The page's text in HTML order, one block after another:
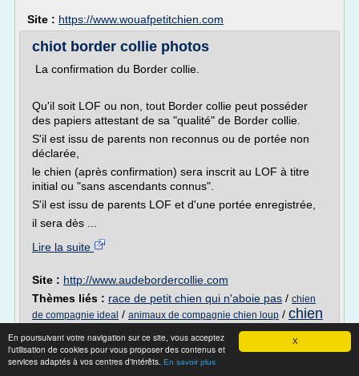
X
En poursuivant votre navigation sur ce site, vous acceptez
l'utilisation de cookies pour vous proposer des contenus et
services adaptés à vos centres d'intérêts. En savoir plus
Site : https://www.wouafpetitchien.com
chiot border collie photos
La confirmation du Border collie.
Qu'il soit LOF ou non, tout Border collie peut posséder
des papiers attestant de sa "qualité" de Border collie.
S'il est issu de parents non reconnus ou de portée non
déclarée,
le chien (après confirmation) sera inscrit au LOF à titre
initial ou "sans ascendants connus".
S'il est issu de parents LOF et d'une portée enregistrée,
il sera dès ...
Lire la suite
Site : http://www.audebordercollie.com
Thèmes liés : race de petit chien qui n'aboie pas / chien
de compagnie ideal / animaux de compagnie chien loup / chien
achat d un chiot
Tarif Chiot - eleveur de chiens Bouvier